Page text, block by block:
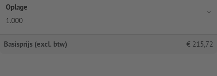
Oplage
1.000
Basisprijs (excl. btw) € 215,72